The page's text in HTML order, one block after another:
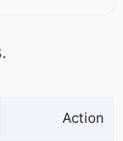
Action